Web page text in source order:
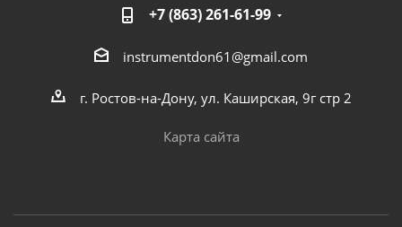
+7 (863) 261-61-99
instrumentdon61@gmail.com
г. Ростов-на-Дону, ул. Каширская, 9г стр 2
Карта сайта